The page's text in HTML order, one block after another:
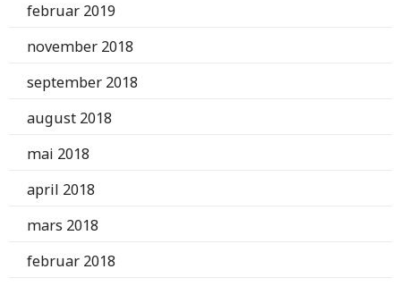
februar 2019
november 2018
september 2018
august 2018
mai 2018
april 2018
mars 2018
februar 2018